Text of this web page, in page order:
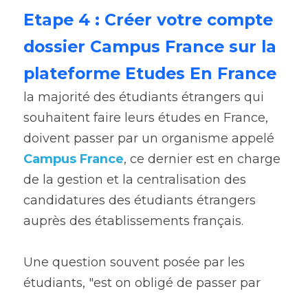
Etape 4 : Créer votre compte
dossier Campus France sur la
plateforme Etudes En France
la majorité des étudiants étrangers qui
souhaitent faire leurs études en France,
Campus France, ce dernier est en charge
de la gestion et la centralisation des
candidatures des étudiants étrangers
auprès des établissements français.
Une question souvent posée par les
étudiants, "est on obligé de passer par